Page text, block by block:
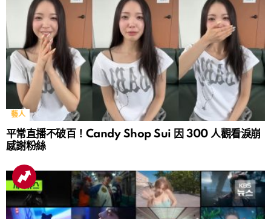
藝人
平常直播不破百！Candy Shop Sui 因 300 人觀看淚崩
感謝粉絲